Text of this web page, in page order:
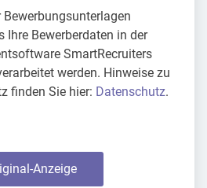
Ihre Bewerberdaten in der
SmartRecruiters
werden. Hinweise zu
finden Sie hier: Datenschutz.
Anzeige